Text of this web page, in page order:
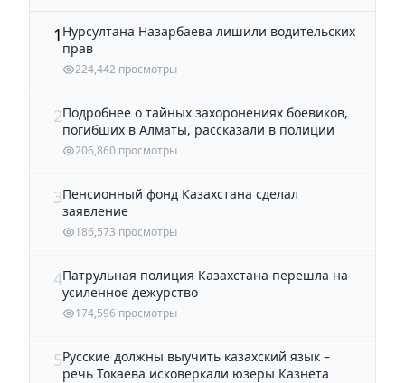
1 Нурсултана Назарбаева лишили водительских
прав
224,442 просмотры
2Подробнее о тайных захоронениях боевиков,
погибших в Алматы, рассказали в полиции
206,860 просмотры
3Пенсионный фонд Казахстана сделал
заявление
186,573 просмотры
4Патрульная полиция Казахстана перешла на
усиленное дежурство
174,596 просмотры
5Русские должны выучить казахский язык –
речь Токаева исковеркали юзеры Казнета